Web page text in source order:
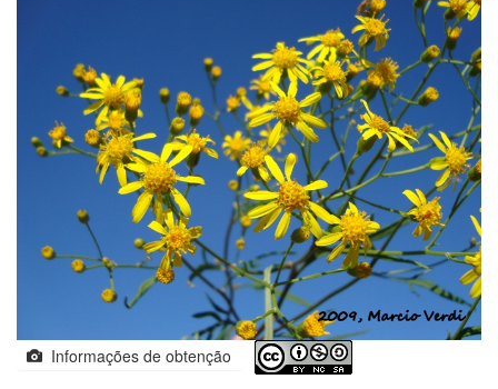
Informações de obtenção